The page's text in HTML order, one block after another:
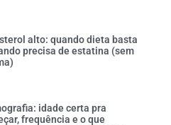
alto: quando dieta basta
precisa de estatina (sem
idade certa pra
frequência e o que